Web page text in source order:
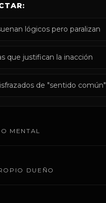
lógicos pero paralizan
que justifican la inacción
de "sentido común"
MENTAL
DUEÑO